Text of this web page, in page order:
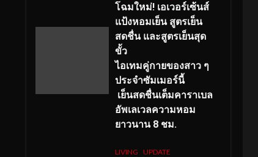
โฉมใหม่! เอเวอร์เซ้นส์
แป้งหอมเย็น สูตรเย็น
สดชื่น และสูตรเย็นสุด
ขั้ว
ไอเทมคู่กายของสาว ๆ
ประจำซัมเมอร์นี้
เย็นสดชื่นเต็มคาราเบล
อัพเลเวลความหอม
ยาวนาน 8 ชม.
LIVING UPDATE